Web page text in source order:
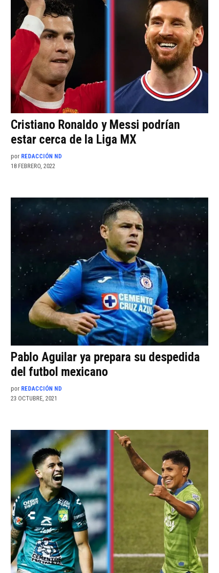
Cristiano Ronaldo y Messi podrían
estar cerca de la Liga MX
por REDACCIÓN ND
18 FEBRERO, 2022
Pablo Aguilar ya prepara su despedida
del futbol mexicano
por REDACCIÓN ND
23 OCTUBRE, 2021